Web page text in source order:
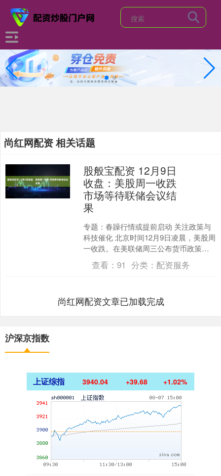
尚红网配资 相关话题
股般宝配资 12月9日
收盘：美股周一收跌
市场等待联储会议结
果
专题：春躁行情或提前启动 关注政策与
科技催化 北京时间12月9日凌晨，美股周
一收跌。在美联储周三公布货币政策会
议结果之前，市场情绪谨慎。派拉蒙天
空之舞公司提出以....
查看： 91 分类： 配资服务
尚红网配资文章已加载完成
沪深京指数
上证综指 3940.04 +39.68 +1.02%